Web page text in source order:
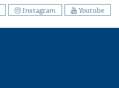
Instagram Youtube